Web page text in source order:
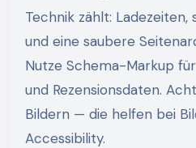
Technik zählt:
und eine saubere
Nutze Schema-Markup
und Rezensionsdaten.
Bildern — die helfen bei
Accessibility.